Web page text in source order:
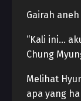
Gairah
“Kali ini…
Chung
Melihat
apa yang